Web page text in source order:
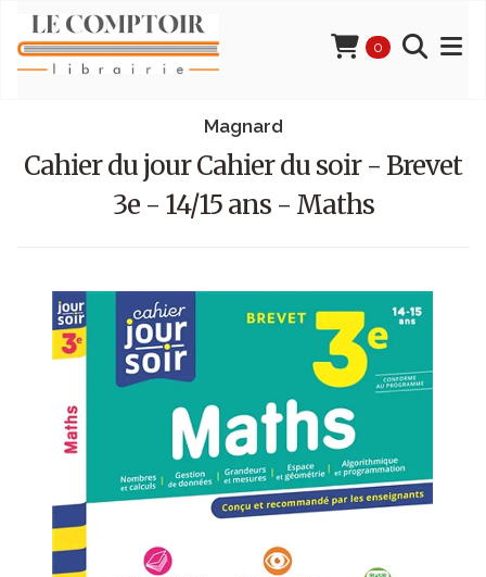
0
Magnard
Cahier du jour Cahier du soir - Brevet
3e - 14/15 ans - Maths